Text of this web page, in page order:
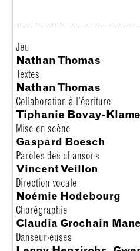
Jeu
Nathan Thomas
Textes
Nathan Thomas
Collaboration à l’écriture
Tiphanie Bovay-
Mise en scène
Gaspard Boesch
Paroles des chansons
Vincent Veillon
Direction vocale
Noémie Hodebourg
Chorégraphie
Claudia Grochain
Danseur·euses